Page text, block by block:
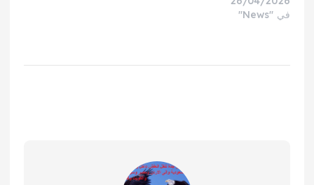
في "News"